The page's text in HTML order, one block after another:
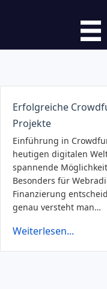
Erfolgreiche
Projekte
Einführung in
heutigen digitalen
spannende
Besonders für
Finanzierung
genau versteht man…
Weiterlesen...